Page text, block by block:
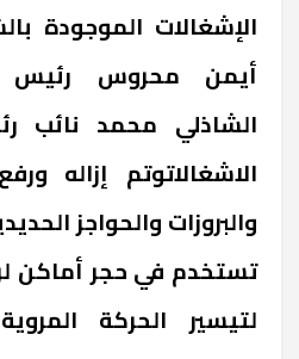
الإشغالات الموجودة
أيمن محروس رئيس
الشاذلي محمد نائب
الاشغالاتوتم إزاله
والبروزات والحواجز
تستخدم في حجر أماكن
لتيسير الحركة